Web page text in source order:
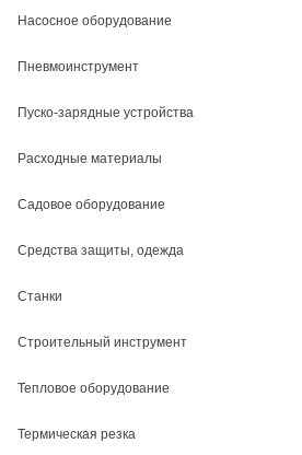
Насосное оборудование
Пневмоинструмент
Пуско-зарядные устройства
Расходные материалы
Садовое оборудование
Средства защиты, одежда
Станки
Строительный инструмент
Тепловое оборудование
Термическая резка